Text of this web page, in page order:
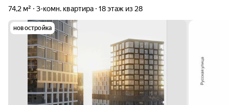
74,2 м² 3-комн. квартира 18 этаж из 28
новостройка